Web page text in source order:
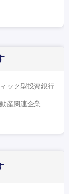
ック型投資銀行
産関連企業